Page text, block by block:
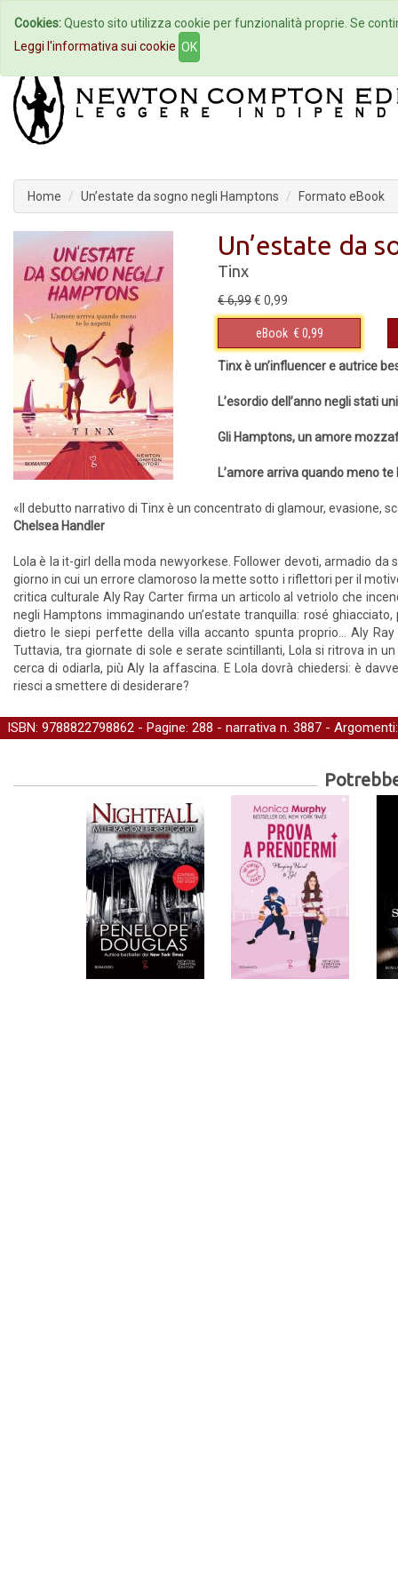
Home Autori Eventi
Home Un’estate da sogno negli Hamptons Formato eBook
Un’estate da
Tinx
€ 6,99€ 0,99
eBook € 0,99
Tinx è un’influencer e autrice
L’esordio dell’anno negli stati
Gli Hamptons, un amore
L’amore arriva quando meno
«Il debutto narrativo di Tinx è un concentrato di glamour, evasione,
Chelsea Handler
Lola è la it-girl della moda newyorkese. Follower devoti, armadio
giorno in cui un errore clamoroso la mette sotto i riflettori per il
critica culturale Aly Ray Carter firma un articolo al vetriolo che
negli Hamptons immaginando un’estate tranquilla: rosé
dietro le siepi perfette della villa accanto spunta proprio… Aly
Tuttavia, tra giornate di sole e serate scintillanti, Lola si ritrova in
cerca di odiarla, più Aly la affascina. E Lola dovrà chiedersi: è
riesci a smettere di desiderare?
ISBN: 9788822798862 - Pagine: 288 - narrativa n. 3887 -
Cookies:Questo sito utilizza cookie per funzionalità proprie. Se
Leggi l'informativa sui cookie OK